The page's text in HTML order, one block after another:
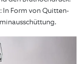
In Form von Quitten-